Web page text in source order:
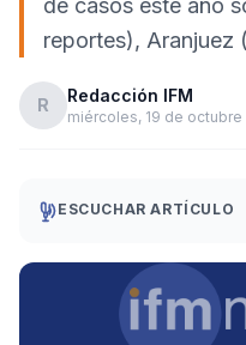
de casos este año
reportes), Aranjuez
R Redacción IFM
miércoles, 19 de octubre
ESCUCHAR ARTÍCULO